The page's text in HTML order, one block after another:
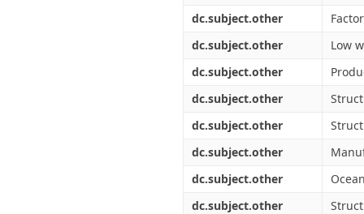
dc.subject.other
dc.subject.other
Low
dc.subject.other
dc.subject.other
dc.subject.other
dc.subject.other
dc.subject.other
dc.subject.other